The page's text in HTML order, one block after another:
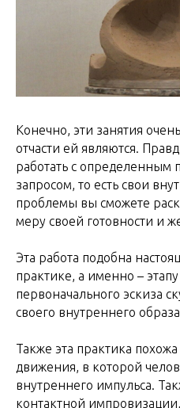
Конечно, эти занятия
отчасти ей являются.
работать с определенным
запросом, то есть свои
проблемы вы сможете
меру своей готовности и
Эта работа подобна
практике, а именно –
первоначального эскиза
своего внутреннего
Также эта практика
движения, в которой
внутреннего импульса.
контактной